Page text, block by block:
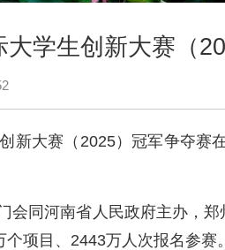
学生创新大赛（
新大赛（ 2025）冠军争夺赛
会同河南省人民政府主办，
项目、2443万人次报名参赛。